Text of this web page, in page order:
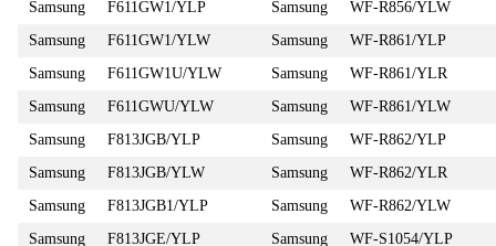
Samsung
F611GW1/YLP Samsung
WF-R856/YLW
Samsung
F611GW1/YLW Samsung
WF-R861/YLP
Samsung
F611GW1U/YLW Samsung
WF-R861/YLR
Samsung
F611GWU/YLW Samsung
WF-R861/YLW
Samsung
F813JGB/YLP Samsung
WF-R862/YLP
Samsung
F813JGB/YLW Samsung
WF-R862/YLR
Samsung
F813JGB1/YLP Samsung
WF-R862/YLW
Samsung
F813JGE/YLP Samsung WF-S1054/YLP